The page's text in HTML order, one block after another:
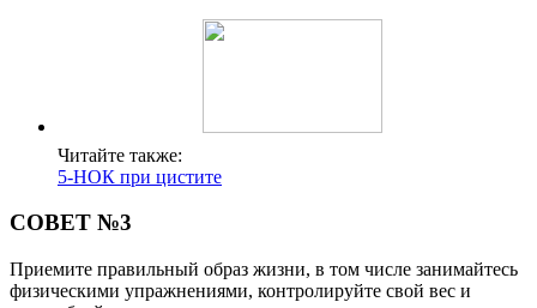
Читайте также:
5-НОК при цистите
СОВЕТ №3
Приемите правильный образ жизни, в том числе занимайтесь
физическими упражнениями, контролируйте свой вес и